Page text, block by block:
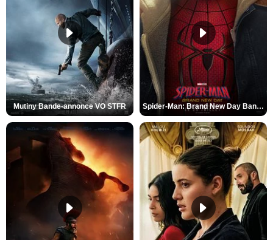
Mutiny Bande-annonce VO STFR Spider-Man: Brand New Day Bande-annonce VO STFR